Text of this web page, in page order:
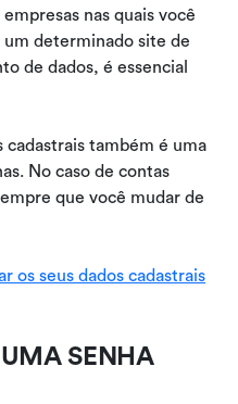
nas quais você
determinado site de
de dados, é essencial
cadastrais também é uma
No caso de contas
que você mudar de
os seus dados cadastrais
SENHA